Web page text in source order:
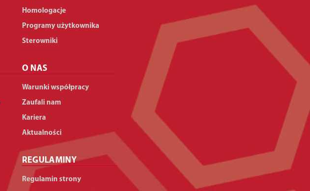
Homologacje
Programy użytkownika
Sterowniki
O NAS
Warunki współpracy
Zaufali nam
Kariera
Aktualności
REGULAMINY
Regulamin strony